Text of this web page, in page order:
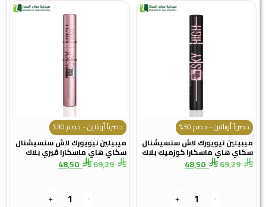
حصرياً أونلاين - خصم 30%
ميبيلين نيويورك لاش سنسيشنال
سكاي هاي ماسكارا كوزميك بلاك
69,29
48,50
-
+
حصرياً أونلاين - خصم 30%
ميبيلين نيويورك لاش سنسيشنال
سكاي هاي ماسكارا ڤيري بلاك
69,29
48,50
-
+